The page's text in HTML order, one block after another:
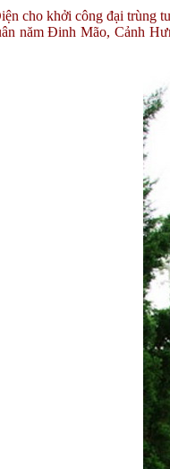
cho khởi công đại trùng
năm Đinh Mão, Cảnh